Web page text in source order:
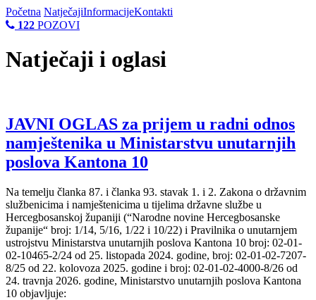
Početna NatječajiInformacijeKontakti
122 POZOVI
Natječaji i oglasi
JAVNI OGLAS za prijem u radni odnos
namještenika u Ministarstvu unutarnjih
poslova Kantona 10
Na temelju članka 87. i članka 93. stavak 1. i 2. Zakona o državnim
službenicima i namještenicima u tijelima državne službe u
Hercegbosanskoj županiji (“Narodne novine Hercegbosanske
županije“ broj: 1/14, 5/16, 1/22 i 10/22) i Pravilnika o unutarnjem
ustrojstvu Ministarstva unutarnjih poslova Kantona 10 broj: 02-01-
02-10465-2/24 od 25. listopada 2024. godine, broj: 02-01-02-7207-
8/25 od 22. kolovoza 2025. godine i broj: 02-01-02-4000-8/26 od
24. travnja 2026. godine, Ministarstvo unutarnjih poslova Kantona
10 objavljuje: